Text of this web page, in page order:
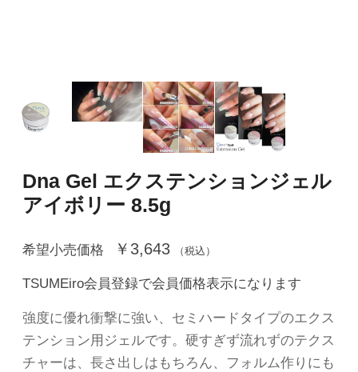
Dna Gel エクステンションジェル
アイボリー 8.5g
希望小売価格 ￥3,643 （税込）
TSUMEiro会員登録で会員価格表示になります
強度に優れ衝撃に強い、セミハードタイプのエクス
テンション用ジェルです。硬すぎず流れずのテクス
チャーは、長さ出しはもちろん、フォルム作りにも